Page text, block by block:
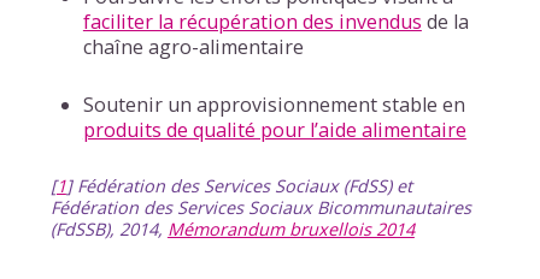
faciliter la récupération des invendus de la
chaîne agro-alimentaire
Soutenir un approvisionnement stable en
produits de qualité pour l’aide alimentaire
[1] Fédération des Services Sociaux (FdSS) et
Fédération des Services Sociaux Bicommunautaires
(FdSSB), 2014, Mémorandum bruxellois 2014